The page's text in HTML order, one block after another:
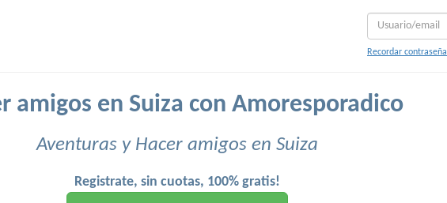
Recordar contraseña
amigos en Suiza con Amoresporadico
Aventuras y Hacer amigos en Suiza
Registrate, sin cuotas, 100% gratis!